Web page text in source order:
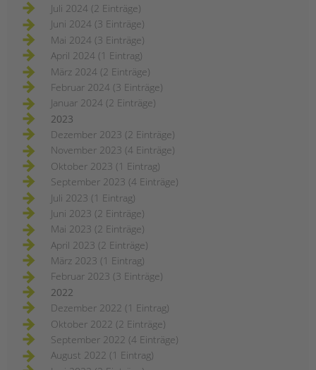
Juli 2024 (2 Einträge)
Juni 2024 (3 Einträge)
Mai 2024 (3 Einträge)
April 2024 (1 Eintrag)
März 2024 (2 Einträge)
Februar 2024 (3 Einträge)
Januar 2024 (2 Einträge)
2023
Dezember 2023 (2 Einträge)
November 2023 (4 Einträge)
Oktober 2023 (1 Eintrag)
September 2023 (4 Einträge)
Juli 2023 (1 Eintrag)
Juni 2023 (2 Einträge)
Mai 2023 (2 Einträge)
April 2023 (2 Einträge)
März 2023 (1 Eintrag)
Februar 2023 (3 Einträge)
2022
Dezember 2022 (1 Eintrag)
Oktober 2022 (2 Einträge)
September 2022 (4 Einträge)
August 2022 (1 Eintrag)